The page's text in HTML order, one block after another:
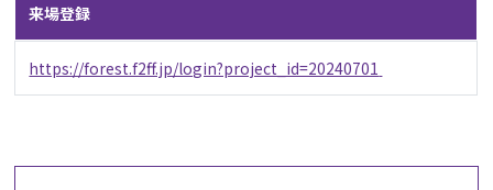
来場登録
https://forest.f2ff.jp/login?project_id=20240701